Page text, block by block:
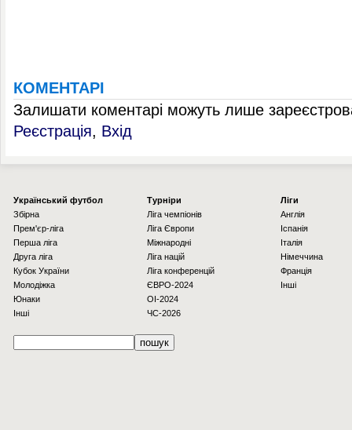
КОМЕНТАРІ
Залишати коментарі можуть лише
Реєстрація, Вхід
Українcький футбол
Збірна
Прем'єр-ліга
Перша ліга
Друга ліга
Кубок України
Молодіжка
Юнаки
Інші
Турніри
Ліга чемпіонів
Ліга Європи
Міжнародні
Ліга націй
Ліга конференцій
ЄВРО-2024
OI-2024
ЧС-2026
Ліги
Англія
Іспанія
Італія
Німеччина
Франція
Інші